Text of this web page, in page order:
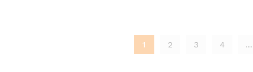
1 2 3 4 …